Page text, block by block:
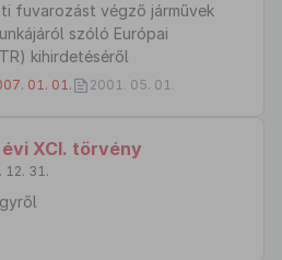
fuvarozást végző járművek
szóló Európai
kihirdetéséről
01. 01. 2001. 05. 01.
XCI. törvény
12. 31.